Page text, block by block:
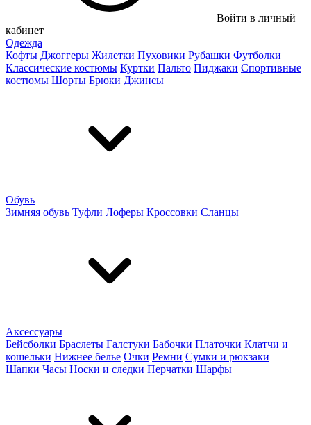
Войти в личный
кабинет
Одежда
Кофты Джоггеры Жилетки Пуховики Рубашки Футболки
Классические костюмы Куртки Пальто Пиджаки Спортивные
костюмы Шорты Брюки Джинсы
Обувь
Зимняя обувь Туфли Лоферы Кроссовки Сланцы
Аксессуары
Бейсболки Браслеты Галстуки Бабочки Платочки Клатчи и
кошельки Нижнее белье Очки Ремни Сумки и рюкзаки
Шапки Часы Носки и следки Перчатки Шарфы